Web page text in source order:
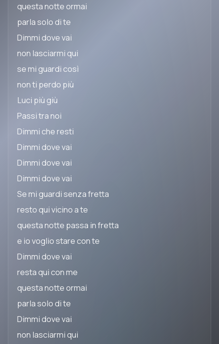
questa notte ormai
parla solo di te
Dimmi dove vai
non lasciarmi qui
se mi guardi così
non ti perdo più
Luci più giù
Passi tra noi
Dimmi che resti
Dimmi dove vai
Dimmi dove vai
Dimmi dove vai
Se mi guardi senza fretta
resto qui vicino a te
questa notte passa in fretta
e io voglio stare con te
Dimmi dove vai
resta qui con me
questa notte ormai
parla solo di te
Dimmi dove vai
non lasciarmi qui